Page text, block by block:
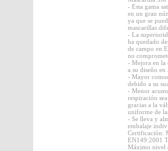
- Esta gama
en un gran
ya que se
mascarillas
- La
ha quedado
de campo en
no
- Mejora en la
a su diseño en
- Mayor
debido a su
- Menor
respiración
gracias a la
uniforme de
- Se lleva y
embalaje
Certificación:
EN149:2001
Máximo nivel